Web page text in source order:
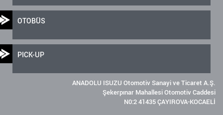
OTOBÜS
PICK-UP
ANADOLU ISUZU Otomotiv Sanayi ve Ticaret A.Ş.
Şekerpınar Mahallesi Otomotiv Caddesi
N0:2 41435 ÇAYIROVA-KOCAELİ